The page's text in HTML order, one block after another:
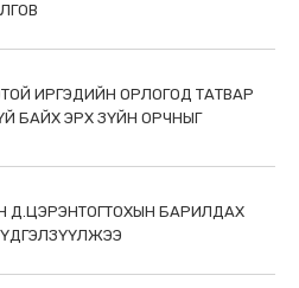
ИРГЭДИЙН ОРЛОГОД ТАТВАР
БАЙХ ЭРХ ЗҮЙН ОРЧНЫГ
Д.ЦЭРЭНТОГТОХЫН БАРИЛДАХ